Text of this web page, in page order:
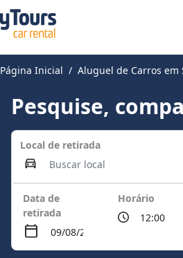
Página Inicial Aluguel de Carros em
Pesquise,
Local de retirada
Data de
retirada
Horário